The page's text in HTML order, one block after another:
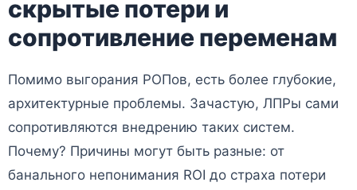
скрытые потери и
сопротивление переменам
Помимо выгорания РОПов, есть более глубокие,
архитектурные проблемы. Зачастую, ЛПРы сами
сопротивляются внедрению таких систем.
Почему? Причины могут быть разные: от
банального непонимания ROI до страха потери